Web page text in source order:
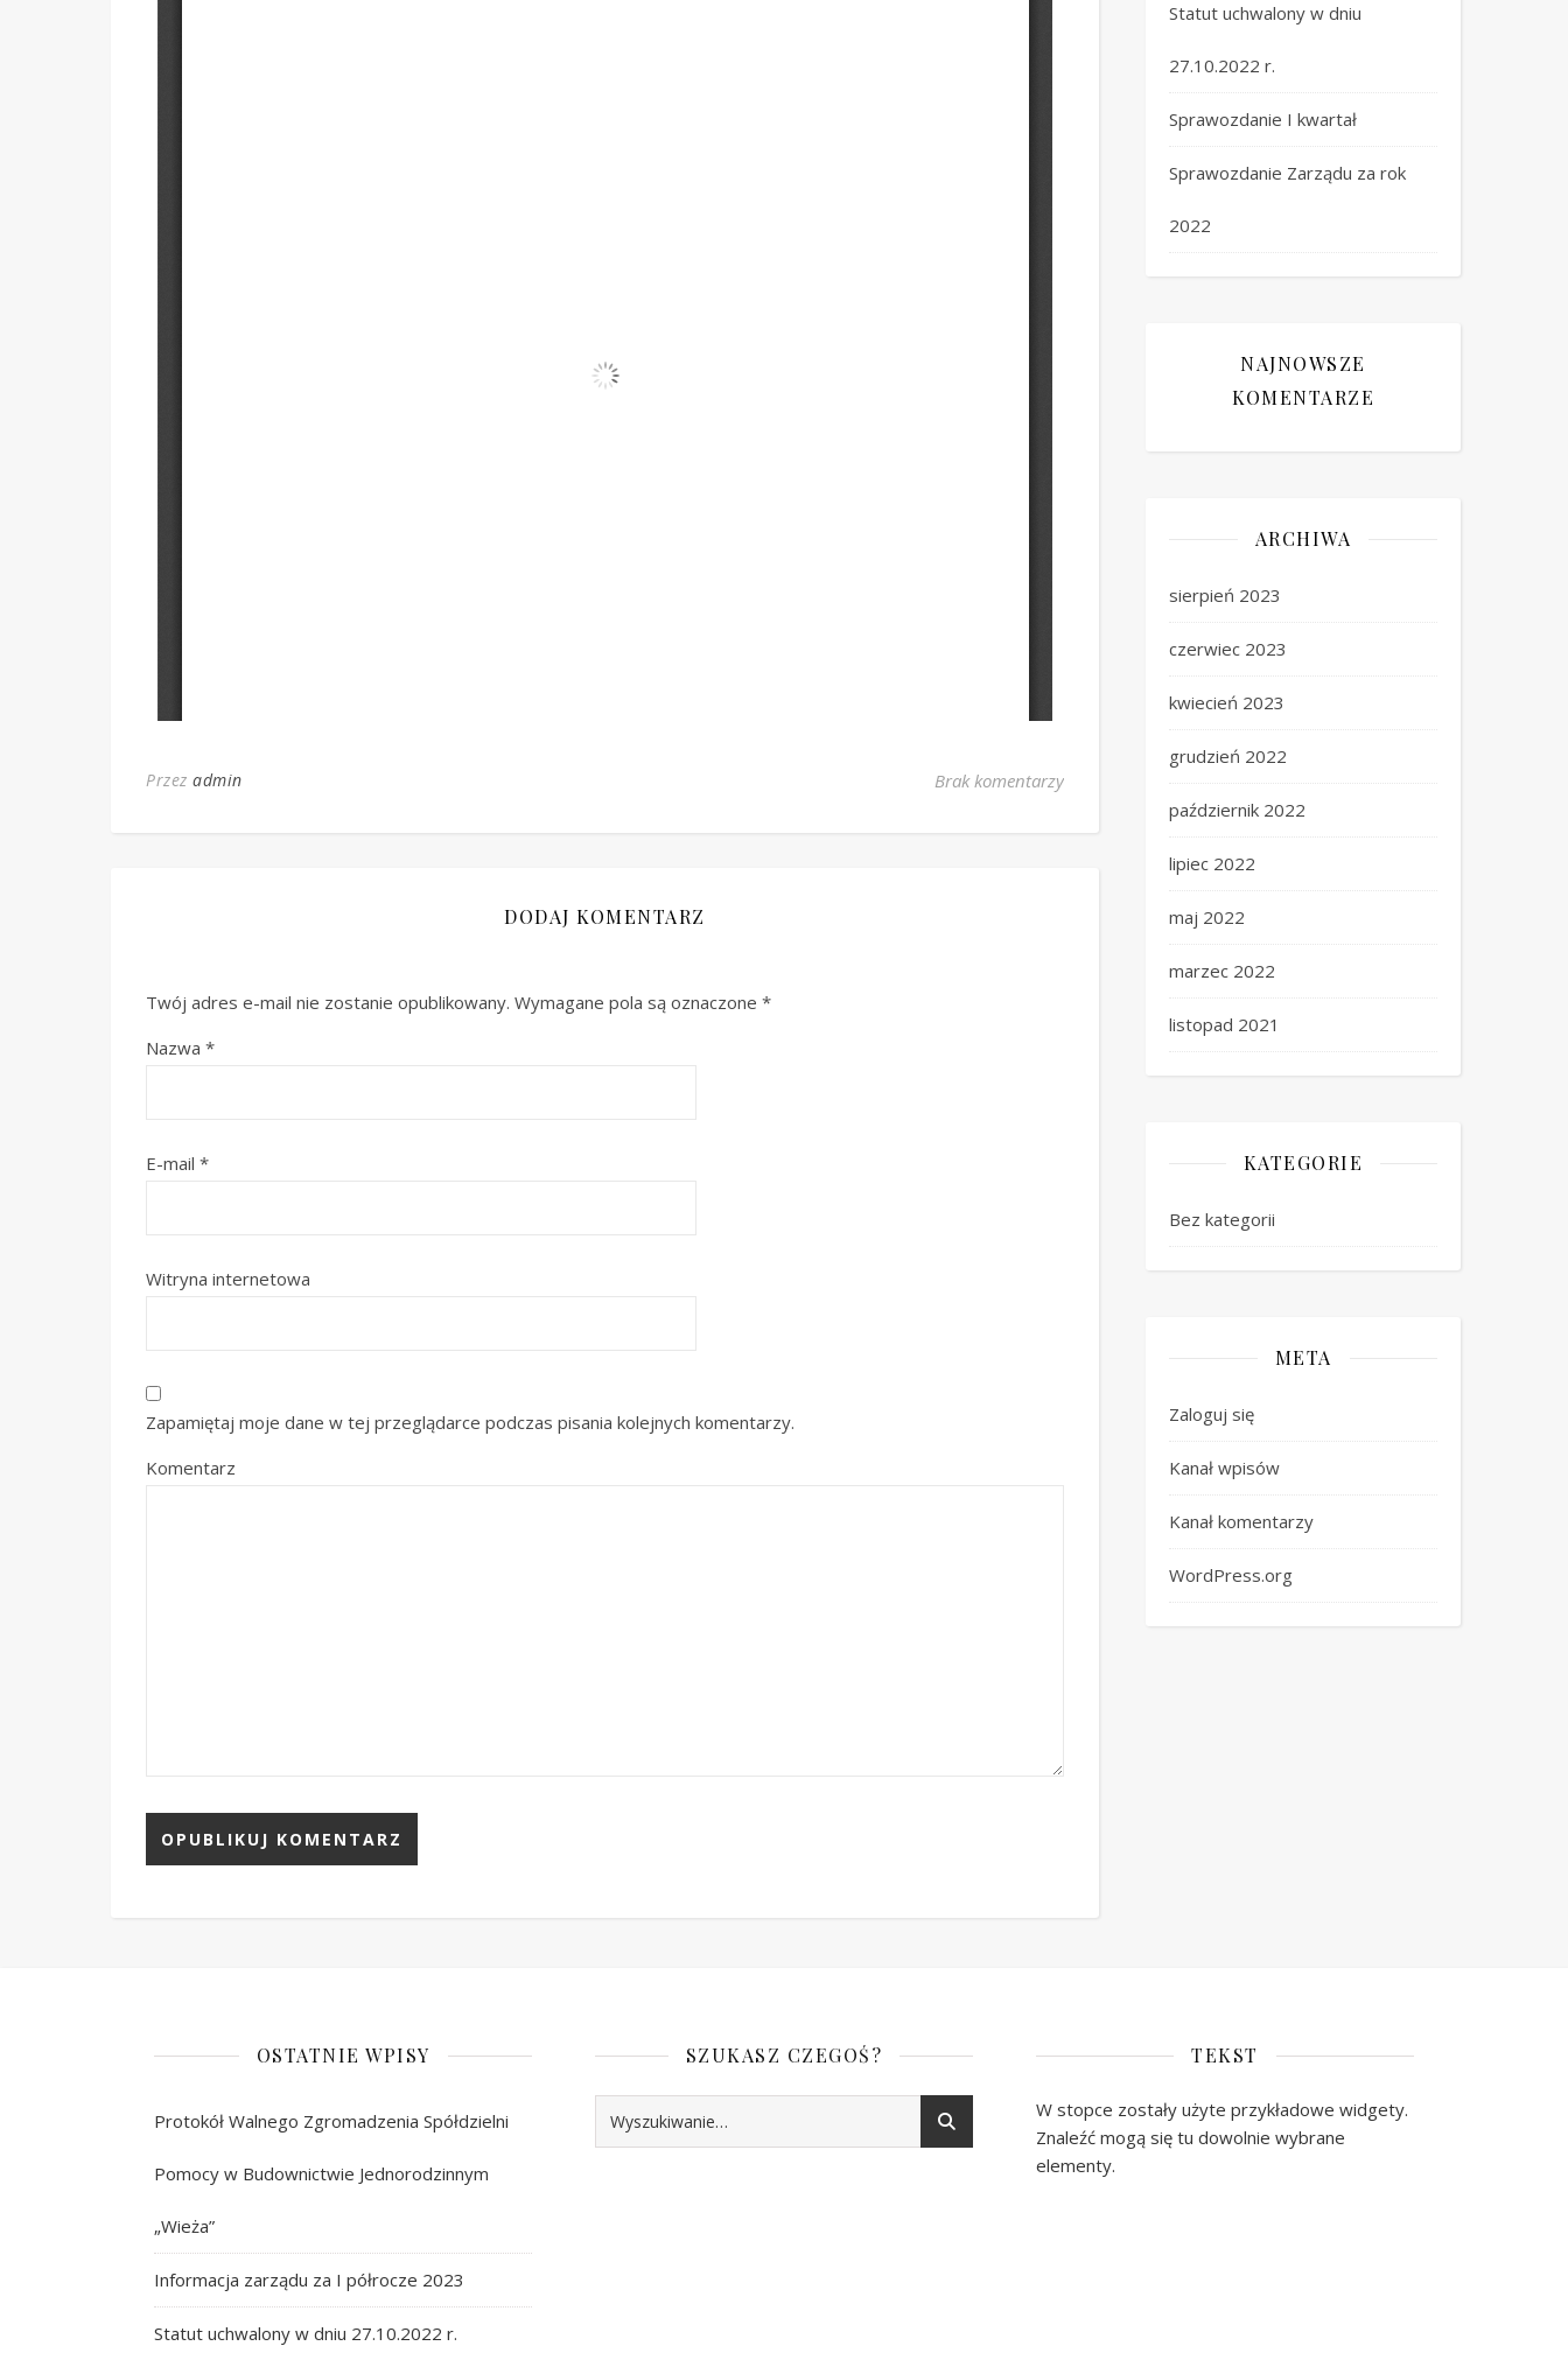
Przez admin Brak komentarzy
DODAJ KOMENTARZ
Twój adres e-mail nie zostanie opublikowany. Wymagane pola są oznaczone *
Nazwa *
E-mail *
Witryna internetowa
Zapamiętaj moje dane w tej przeglądarce podczas pisania kolejnych komentarzy.
Komentarz
Statut uchwalony w dniu
27.10.2022 r.
Sprawozdanie I kwartał
Sprawozdanie Zarządu za rok
2022
NAJNOWSZE
KOMENTARZE
ARCHIWA
sierpień 2023
czerwiec 2023
kwiecień 2023
grudzień 2022
październik 2022
lipiec 2022
maj 2022
marzec 2022
listopad 2021
KATEGORIE
Bez kategorii
META
Zaloguj się
Kanał wpisów
Kanał komentarzy
WordPress.org
OSTATNIE WPISY
Protokół Walnego Zgromadzenia Spółdzielni
Pomocy w Budownictwie Jednorodzinnym
„Wieża”
Informacja zarządu za I półrocze 2023
Statut uchwalony w dniu 27.10.2022 r.
SZUKASZ CZEGOŚ? TEKST
W stopce zostały użyte przykładowe widgety.
Znaleźć mogą się tu dowolnie wybrane
elementy.